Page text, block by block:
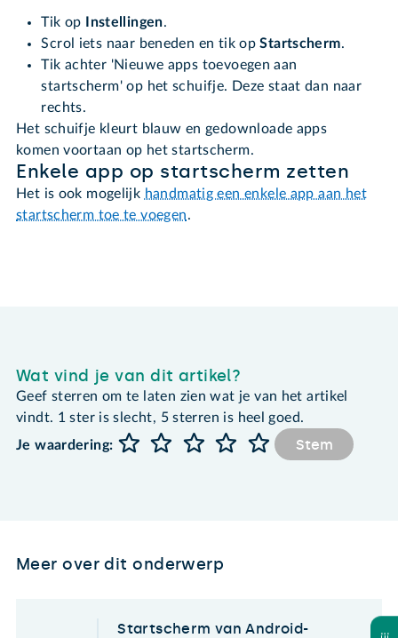
Tik op Instellingen.
Scrol iets naar beneden en tik opStartscherm.
Tik achter 'Nieuwe apps toevoegen aan
startscherm' op het schuifje. Deze staat dan naar
rechts.
Het schuifje kleurt blauw en gedownloade apps
komen voortaan op het startscherm.
Enkele app op startscherm zetten
Het is ook mogelijk handmatig een enkele app aan het
startscherm toe te voegen.
Wat vind je van dit artikel?
Geef sterren om te laten zien wat je van het artikel
vindt. 1 ster is slecht, 5 sterren is heel goed.
Je waardering:
Stem
Meer over dit onderwerp
Startscherm van Android-